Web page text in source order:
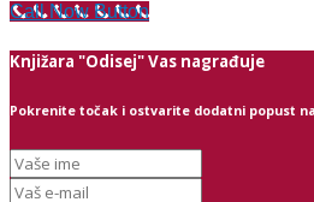
Call Now Button
Knjižara "Odisej" Vas nagrađuje
Pokrenite točak i ostvarite dodatni popust